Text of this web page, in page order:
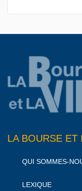
LA BOURSE ET
QUI SOMMES-
LEXIQUE